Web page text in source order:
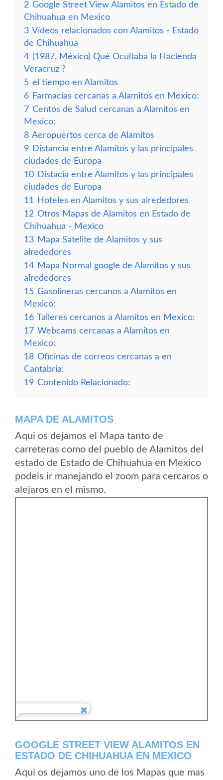
2 Google Street View Alamitos en Estado de
Chihuahua en Mexico
3 Vídeos relacionados con Alamitos - Estado
de Chihuahua
4 (1987, México) Qué Ocultaba la Hacienda
Veracruz ?
5 el tiempo en Alamitos
6 Farmacias cercanas a Alamitos en Mexico:
7 Centos de Salud cercanas a Alamitos en
Mexico:
8 Aeropuertos cerca de Alamitos
9 Distancia entre Alamitos y las principales
ciudades de Europa
10 Distacia entre Alamitos y las principales
ciudades de Europa
11
Hoteles en Alamitos y sus alrededores
12 Otros Mapas de Alamitos en Estado de
Chihuahua - Mexico
13 Mapa Satelite de Alamitos y sus
alrededores
14 Mapa Normal google de Alamitos y sus
alrededores
15 Gasolineras cercanos a Alamitos en
Mexico:
16 Talleres cercanos a Alamitos en Mexico:
17 Webcams cercanas a Alamitos en
Mexico:
18 Oficinas de correos cercanas a en
Cantabria:
19 Contenido Relacionado:
MAPA DE ALAMITOS
Aqui os dejamos el Mapa tanto de
carreteras como del pueblo de Alamitos del
estado de Estado de Chihuahua en Mexico
podeis ir manejando el zoom para cercaros o
alejaros en el mismo.
GOOGLE STREET VIEW ALAMITOS EN
ESTADO DE CHIHUAHUA EN MEXICO
Aqui os dejamos uno de los Mapas que mas